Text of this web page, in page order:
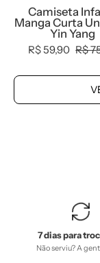
Baby
-
b2b,
Meia
tab-
Camiseta
Manga Curta
Yin Yang
R$ 59,90 R$
7 dias para
Não serviu? A